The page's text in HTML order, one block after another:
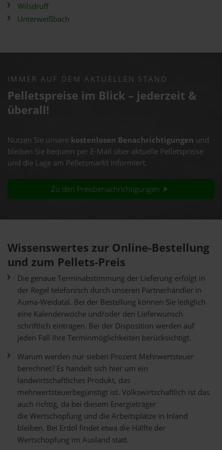
Wilsdruff
Unterweißbach
IMMER AUF DEM AKTUELLEN STAND
Pelletspreise im Blick – jederzeit &
überall!
Nutzen Sie unsere kostenlosen Benachrichtigungen und
bleiben Sie bequem per E-Mail über aktuelle Pelletspreise
und die Lage am Pelletsmarkt informiert.
Zu den Preisbenachrichtigungen
Wissenswertes zur Online-Bestellung
und zum Pellets-Preis
Die genaue Terminabstimmung der Lieferung erfolgt in
der Regel telefonisch durch unseren Partnerhändler in
Auma-Weidatal. Bei der Bestellung können Sie lediglich
eine Kalenderwoche und/oder den Lieferwunsch
schriftlich eintragen. Bei der Disposition werden auf
jeden Fall Ihre Terminmöglichkeiten berücksichtigt.
Warum werden nur sieben Prozent Mehrwertsteuer
berechnet? Es handelt sich hier um ein
landwirtschaftliches Produkt, das
mehrwertsteuerbegünstigt ist. Volkswirtschaftlich ist das
auch richtig, da bei diesem Energieträger
die Wertschöpfung und die Arbeitsplätze in Inland
bleiben. Bei Erdöl findet etwa die Hälfte der
Wertschöpfung im Ausland statt.